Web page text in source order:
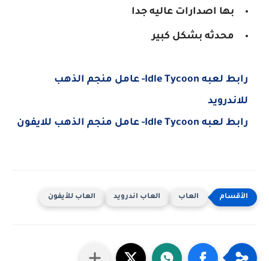
بها اصدارات عاليه جدا
محدثه بشكل كبير
رابط لعبه Idle Tycoon- عامل منجم الذهب
للاندرويد
رابط لعبه Idle Tycoon- عامل منجم الذهب للايفون
العاب العاب اندرويد العاب للأيفون